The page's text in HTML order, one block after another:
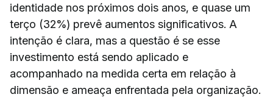
identidade nos próximos dois anos, e quase um
terço (32%) prevê aumentos significativos. A
intenção é clara, mas a questão é se esse
investimento está sendo aplicado e
acompanhado na medida certa em relação à
dimensão e ameaça enfrentada pela organização.